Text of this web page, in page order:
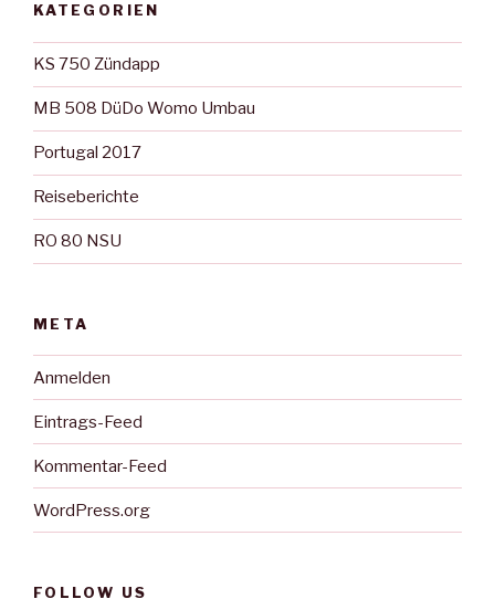
KATEGORIEN
KS 750 Zündapp
MB 508 DüDo Womo Umbau
Portugal 2017
Reiseberichte
RO 80 NSU
META
Anmelden
Eintrags-Feed
Kommentar-Feed
WordPress.org
FOLLOW US